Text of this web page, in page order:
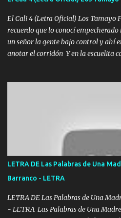
echarle chingazos Y seguir
El Cali 4 (Letra Oficial) Los Tamayo
recuerdo que lo conocí
un señor la gente bajo control y ahí
anotar el corridón Y en la escuelita
verde se le extraña pa que sepan
POR CLAVE ES EL CALI 4 EN LA
tirante andamos mi carnal atento a
se ve limpio el camino nos
misma piedra me vuelvo a tropezar
en corto me tiró a per...
LETRA DE Las Palabras de Una
Barranco - LETRA
LETRA DE Las Palabras de Una
- LETRA Las Palabras de Una